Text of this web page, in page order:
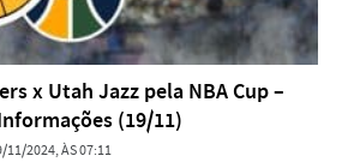
x Utah Jazz pela NBA Cup –
(19/11)
11/2024, ÀS 07:11